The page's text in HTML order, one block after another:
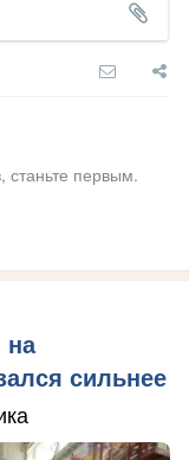
станьте первым.
на
сильнее